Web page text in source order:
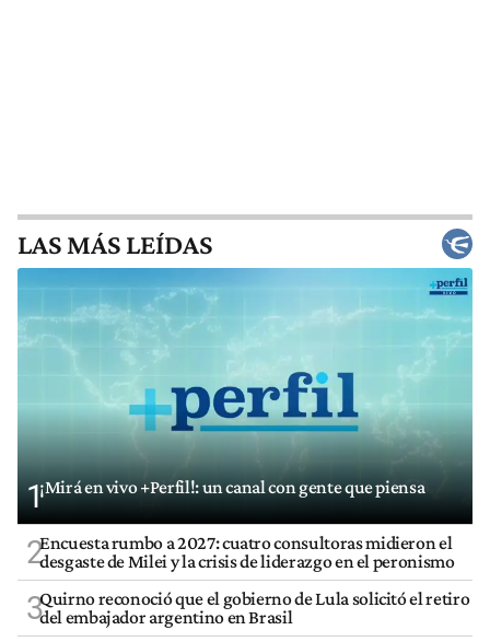
LAS MÁS LEÍDAS
1¡Mirá en vivo +Perfil!: un canal con gente que piensa
2Encuesta rumbo a 2027: cuatro consultoras midieron el
desgaste de Milei y la crisis de liderazgo en el peronismo
3Quirno reconoció que el gobierno de Lula solicitó el retiro
del embajador argentino en Brasil